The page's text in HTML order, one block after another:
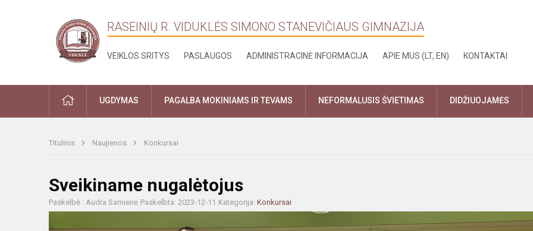
RASEINIŲ R. VIDUKLĖS SIMONO STANEVIČIAUS GIMNAZIJA
VEIKLOS SRITYS PASLAUGOS ADMINISTRACINĖ INFORMACIJA APIE MUS (LT, EN) KONTAKTAI
PRADŽIAUGDYMAS PAGALBA MOKINIAMS IR TĖVAMS NEFORMALUSIS ŠVIETIMAS DIDŽIUOJAMĖS
Titulinis Naujienos Konkursai
Sveikiname nugalėtojus
Paskelbė : Audra Samienė Paskelbta: 2023-12-11 Kategorija: Konkursai